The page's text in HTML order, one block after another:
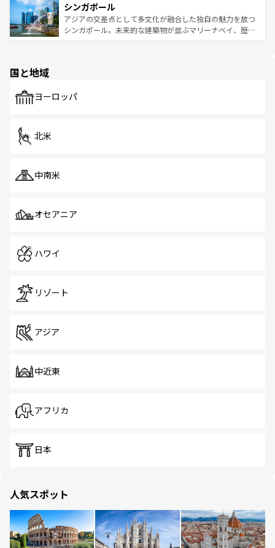
参照してほしい。
激する。気候は一年中温暖で、どの季節にも異なる楽しみ
が待っている。親しみやすいタイの人々、仏教を中心とし
た文化、そして多様な観光資源が、訪れる旅人を魅了し続
み、どこを訪れても感動するはず。観光スポットが密集し
ており、効率よく見どころを回れるのも魅力。息をのむよ
うな絶景から文化的な体験まで、香港を存分に楽しみ尽く
シンガポール
アジアの交差点として多文化が融合した独自の魅力を放つ
シンガポール。未来的な建築物が並ぶマリーナベイ、歴史
で、ホーカーズは地元の風情を楽しめる外せないスポット
国と地域
ヨーロッパ
北米
中南米
オセアニア
ハワイ
リゾート
アジア
中近東
アフリカ
日本
人気スポット